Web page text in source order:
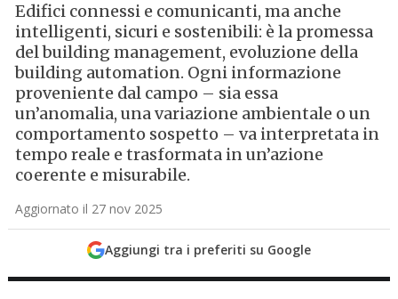
Edifici connessi e comunicanti, ma anche
intelligenti, sicuri e sostenibili: è la promessa
del building management, evoluzione della
building automation. Ogni informazione
proveniente dal campo – sia essa
un’anomalia, una variazione ambientale o un
comportamento sospetto – va interpretata in
tempo reale e trasformata in un’azione
coerente e misurabile.
Aggiornato il 27 nov 2025
Aggiungi tra i preferiti su Google